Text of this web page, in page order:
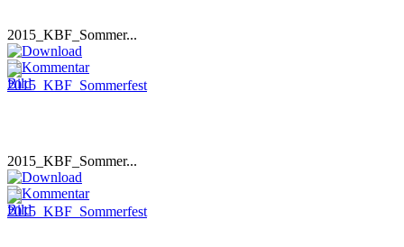
2015_KBF_Sommer...
2015_KBF_Sommer...